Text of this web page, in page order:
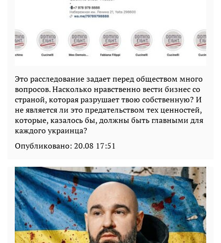
Это расследование задает перед обществом много
вопросов. Насколько нравственно вести бизнес со
страной, которая разрушает твою собственную? И
не является ли это предательством тех ценностей,
которые, казалось бы, должны быть главными для
каждого украинца?
Опубликовано: 20.08 17:51